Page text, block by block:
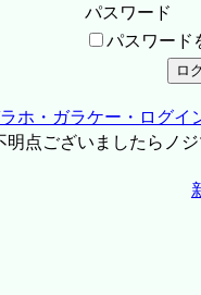
パスワード
パスワード
ホ・ガラケー・ログイ
点ございましたらノジ